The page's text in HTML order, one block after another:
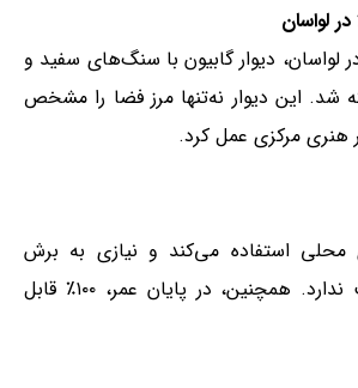
لواسان، دیوار گابیون با سنگ‌های سفید و
شد. این دیوار نه‌تنها مرز فضا را مشخص
هنری مرکزی عمل کرد.
محلی استفاده می‌کند و نیازی به برش
سنگ‌های گران‌قیمت ندارد. همچنین، در پایان عمر، ۱۰۰٪ قابل